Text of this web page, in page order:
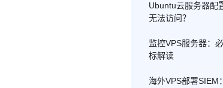
Ubuntu云服务器配
无法访问？
监控VPS服务器：
标解读
海外VPS部署SIEM